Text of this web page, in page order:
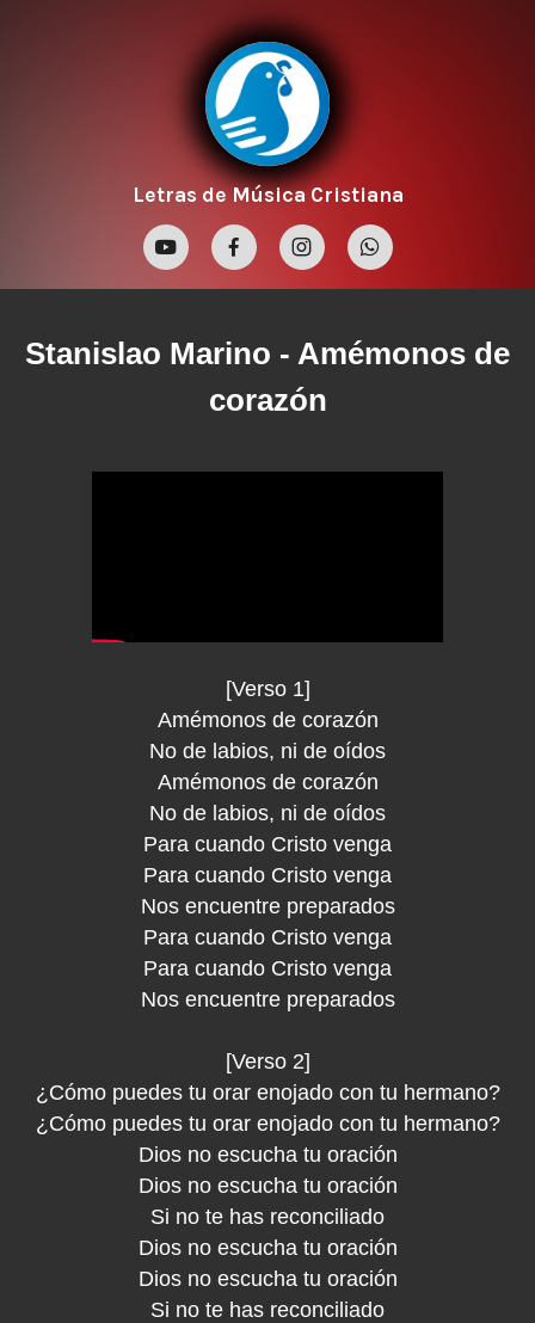
Letras de Música Cristiana
Stanislao Marino - Amémonos de
corazón
[Verso 1]
Amémonos de corazón
No de labios, ni de oídos
Amémonos de corazón
No de labios, ni de oídos
Para cuando Cristo venga
Para cuando Cristo venga
Nos encuentre preparados
Para cuando Cristo venga
Para cuando Cristo venga
Nos encuentre preparados
[Verso 2]
¿Cómo puedes tu orar enojado con tu hermano?
¿Cómo puedes tu orar enojado con tu hermano?
Dios no escucha tu oración
Dios no escucha tu oración
Si no te has reconciliado
Dios no escucha tu oración
Dios no escucha tu oración
Si no te has reconciliado